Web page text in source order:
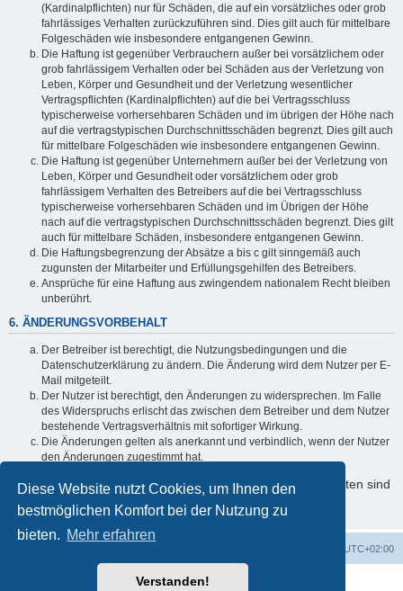
Diese Website nutzt Cookies, um Ihnen den
bestmöglichen Komfort bei der Nutzung zu
bieten. Mehr erfahren
Verstanden!
(Kardinalpflichten) nur für Schäden, die auf ein vorsätzliches oder grob
fahrlässiges Verhalten zurückzuführen sind. Dies gilt auch für mittelbare
Folgeschäden wie insbesondere entgangenen Gewinn.
Die Haftung ist gegenüber Verbrauchern außer bei vorsätzlichem oder
grob fahrlässigem Verhalten oder bei Schäden aus der Verletzung von
Leben, Körper und Gesundheit und der Verletzung wesentlicher
Vertragspflichten (Kardinalpflichten) auf die bei Vertragsschluss
typischerweise vorhersehbaren Schäden und im übrigen der Höhe nach
auf die vertragstypischen Durchschnittsschäden begrenzt. Dies gilt auch
für mittelbare Folgeschäden wie insbesondere entgangenen Gewinn.
Die Haftung ist gegenüber Unternehmern außer bei der Verletzung von
Leben, Körper und Gesundheit oder vorsätzlichem oder grob
fahrlässigem Verhalten des Betreibers auf die bei Vertragsschluss
typischerweise vorhersehbaren Schäden und im Übrigen der Höhe
nach auf die vertragstypischen Durchschnittsschäden begrenzt. Dies gilt
auch für mittelbare Schäden, insbesondere entgangenen Gewinn.
Die Haftungsbegrenzung der Absätze a bis c gilt sinngemäß auch
zugunsten der Mitarbeiter und Erfüllungsgehilfen des Betreibers.
Ansprüche für eine Haftung aus zwingendem nationalem Recht bleiben
unberührt.
6. ÄNDERUNGSVORBEHALT
Der Betreiber ist berechtigt, die Nutzungsbedingungen und die
Datenschutzerklärung zu ändern. Die Änderung wird dem Nutzer per E-
Mail mitgeteilt.
Der Nutzer ist berechtigt, den Änderungen zu widersprechen. Im Falle
des Widerspruchs erlischt das zwischen dem Betreiber und dem Nutzer
bestehende Vertragsverhältnis mit sofortiger Wirkung.
Die Änderungen gelten als anerkannt und verbindlich, wenn der Nutzer
den Änderungen zugestimmt hat.
Informationen über den Umgang mit Ihren persönlichen Daten sind
in der Datenschutzerklärung enthalten.
UTC+02:00
Powered byphpBB® Forum Software © phpBB Limited